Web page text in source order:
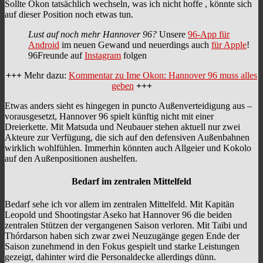
Sollte Okon tatsächlich wechseln, was ich nicht hoffe , könnte sich
auf dieser Position noch etwas tun.
Lust auf noch mehr Hannover 96? Unsere 96-App für
Android im neuen Gewand und neuerdings auch für Apple!
96Freunde aufInstagram folgen
+++ Mehr dazu: Kommentar zu Ime Okon: Hannover 96 muss alles
geben +++
Etwas anders sieht es hingegen in puncto Außenverteidigung aus –
vorausgesetzt, Hannover 96 spielt künftig nicht mit einer
Dreierkette. Mit Matsuda und Neubauer stehen aktuell nur zwei
Akteure zur Verfügung, die sich auf den defensiven Außenbahnen
wirklich wohlfühlen. Immerhin könnten auch Allgeier und Kokolo
auf den Außenpositionen aushelfen.
Bedarf im zentralen Mittelfeld
Bedarf sehe ich vor allem im zentralen Mittelfeld. Mit Kapitän
Leopold und Shootingstar Aseko hat Hannover 96 die beiden
zentralen Stützen der vergangenen Saison verloren. Mit Taïbi und
Thórdarson haben sich zwar zwei Neuzugänge gegen Ende der
Saison zunehmend in den Fokus gespielt und starke Leistungen
gezeigt, dahinter wird die Personaldecke allerdings dünn.